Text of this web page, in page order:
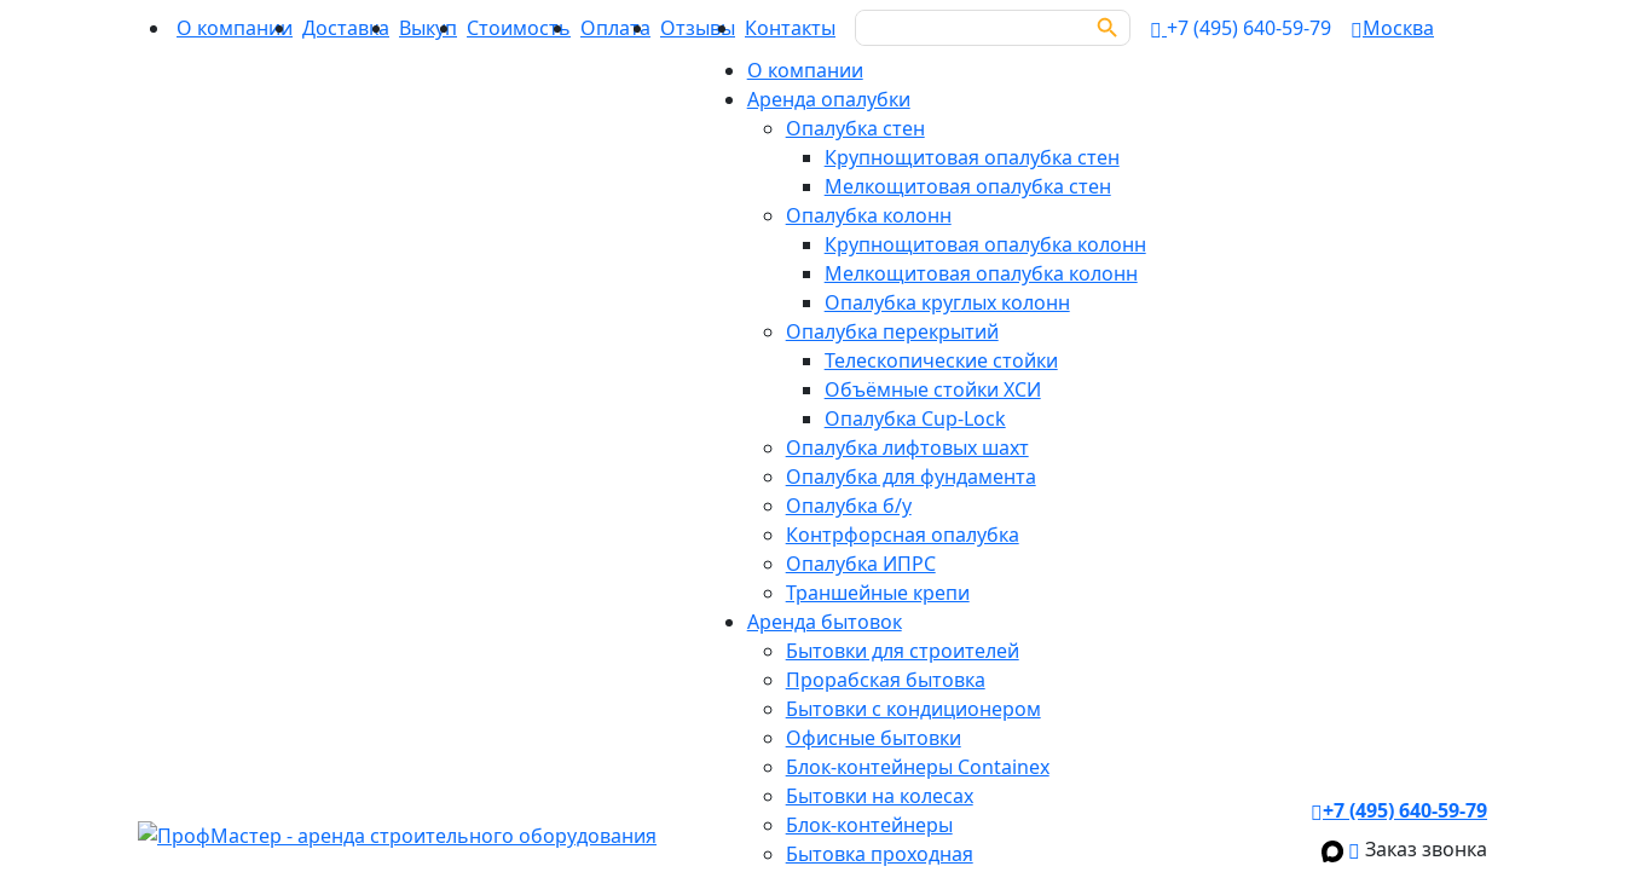
О компании Доставка Выкуп Стоимость Оплата Отзывы Контакты Search
for:
Search Button
+7 (495) 640-59-79
Москва
О компании
Аренда опалубки
Опалубка стен
Крупнощитовая опалубка стен
Мелкощитовая опалубка стен
Опалубка колонн
Крупнощитовая опалубка колонн
Мелкощитовая опалубка колонн
Опалубка круглых колонн
Опалубка перекрытий
Телескопические стойки
Объёмные стойки ХСИ
Опалубка Cup-Lock
Опалубка лифтовых шахт
Опалубка для фундамента
Опалубка б/у
Контрфорсная опалубка
Опалубка ИПРС
Траншейные крепи
Аренда бытовок
Бытовки для строителей
Прорабская бытовка
Бытовки с кондиционером
Офисные бытовки
Блок-контейнеры Containex
Бытовки на колесах
Блок-контейнеры
Бытовка проходная
+7 (495) 640-59-79
Заказ звонка